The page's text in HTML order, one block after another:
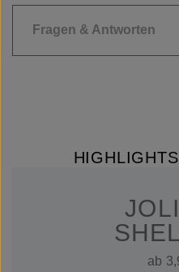
Fragen & Antworten
ab